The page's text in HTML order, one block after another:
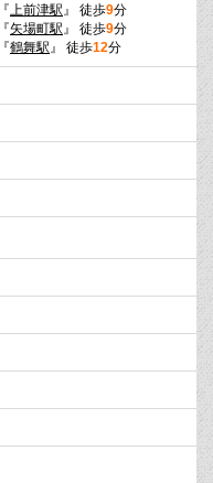
『 上前津駅 』 徒歩9分
『矢場町駅 』 徒歩9分
『鶴舞駅 』 徒歩12分